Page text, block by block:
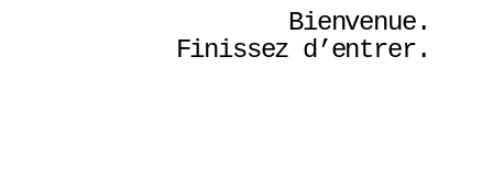
Bienvenue.
Finissez d’entrer.